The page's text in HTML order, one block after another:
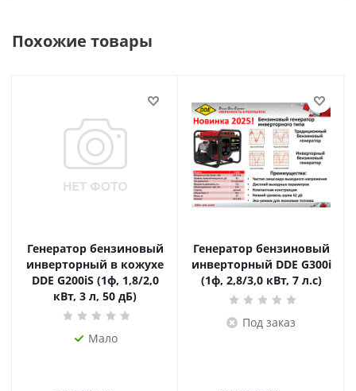
Похожие товары
Генератор бензиновый
инверторный в кожухе
DDE G200iS (1ф, 1,8/2,0
кВт, 3 л, 50 дБ)
Мало
Генератор бензиновый
инверторный DDE G300i
(1ф, 2,8/3,0 кВт, 7 л.с)
Под заказ